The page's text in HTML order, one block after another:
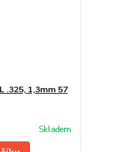
1,3mm 57
Skladem